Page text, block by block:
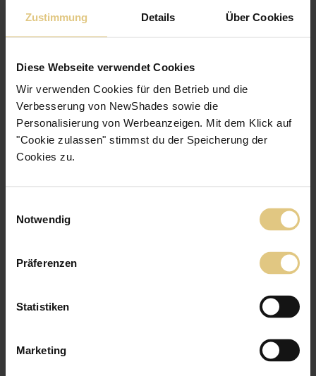
Zustimmung Details Über Cookies
Diese Webseite verwendet Cookies
Wir verwenden Cookies für den Betrieb und die
Verbesserung von NewShades sowie die
Personalisierung von Werbeanzeigen. Mit dem Klick auf
"Cookie zulassen" stimmst du der Speicherung der
Cookies zu.
Notwendig
Präferenzen
Statistiken
Marketing